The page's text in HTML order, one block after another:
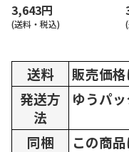
3,643円
(送料・税込)
送料
販売価格
発送方
法
ゆうパッ
同梱 この商